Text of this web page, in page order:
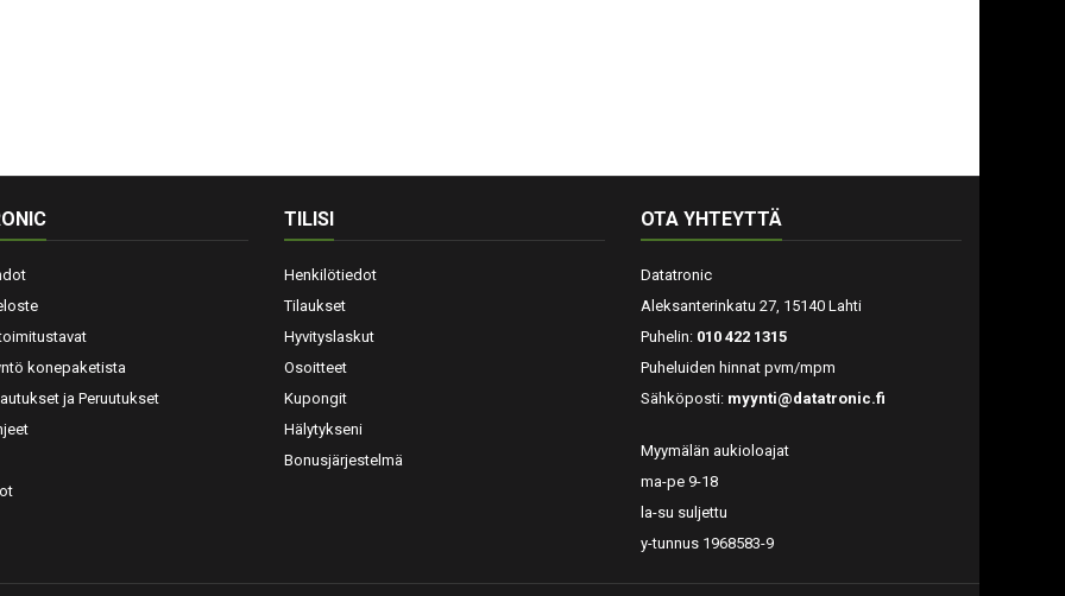
konepaketista
ja Peruutukset
TILISI
Henkilötiedot
Tilaukset
Hyvityslaskut
Osoitteet
Kupongit
Hälytykseni
Bonusjärjestelmä
OTA YHTEYTTÄ
Datatronic
Aleksanterinkatu 27, 15140 Lahti
Puhelin: 010 422 1315
Puheluiden hinnat pvm/mpm
Sähköposti: myynti@datatronic.fi
Myymälän aukioloajat
ma-pe 9-18
la-su suljettu
y-tunnus 1968583-9